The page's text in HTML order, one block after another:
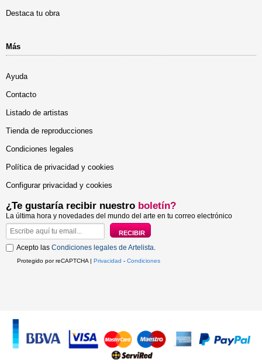
Destaca tu obra
Más
Ayuda
Contacto
Listado de artistas
Tienda de reproducciones
Condiciones legales
Política de privacidad y cookies
Configurar privacidad y cookies
¿Te gustaría recibir nuestro boletín?
La última hora y novedades del mundo del arte en tu correo electrónico
Acepto las Condiciones legales de Artelista.
Protegido por reCAPTCHA | Privacidad - Condiciones